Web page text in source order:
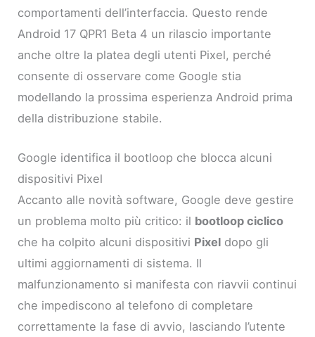
comportamenti dell’interfaccia. Questo rende
Android 17 QPR1 Beta 4 un rilascio importante
anche oltre la platea degli utenti Pixel, perché
consente di osservare come Google stia
modellando la prossima esperienza Android prima
della distribuzione stabile.
Google identifica il bootloop che blocca alcuni
dispositivi Pixel
Accanto alle novità software, Google deve gestire
un problema molto più critico: il bootloop ciclico
che ha colpito alcuni dispositivi Pixel dopo gli
ultimi aggiornamenti di sistema. Il
malfunzionamento si manifesta con riavvii continui
che impediscono al telefono di completare
correttamente la fase di avvio, lasciando l’utente